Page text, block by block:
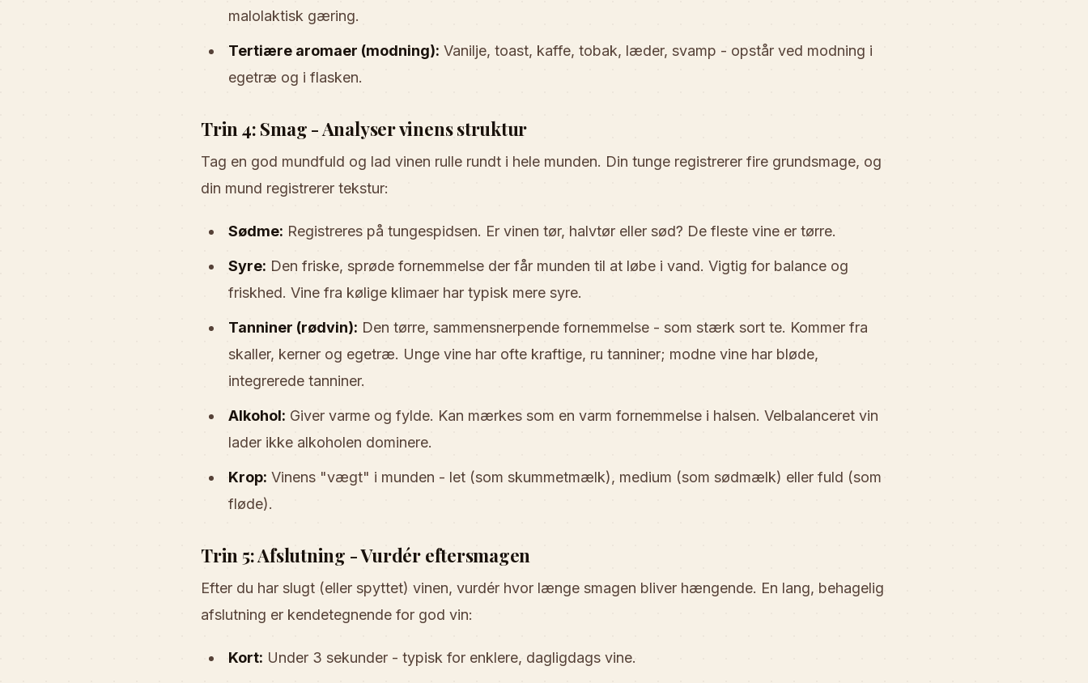
malolaktisk gæring.
Tertiære aromaer (modning): Vanilje, toast, kaffe, tobak, læder, svamp - opstår ved modning i
egetræ og i flasken.
Trin 4: Smag - Analyser vinens struktur
Tag en god mundfuld og lad vinen rulle rundt i hele munden. Din tunge registrerer fire grundsmage, og
din mund registrerer tekstur:
Sødme: Registreres på tungespidsen. Er vinen tør, halvtør eller sød? De fleste vine er tørre.
Syre: Den friske, sprøde fornemmelse der får munden til at løbe i vand. Vigtig for balance og
friskhed. Vine fra kølige klimaer har typisk mere syre.
Tanniner (rødvin): Den tørre, sammensnerpende fornemmelse - som stærk sort te. Kommer fra
skaller, kerner og egetræ. Unge vine har ofte kraftige, ru tanniner; modne vine har bløde,
integrerede tanniner.
Alkohol: Giver varme og fylde. Kan mærkes som en varm fornemmelse i halsen. Velbalanceret vin
lader ikke alkoholen dominere.
Krop: Vinens "vægt" i munden - let (som skummetmælk), medium (som sødmælk) eller fuld (som
fløde).
Trin 5: Afslutning - Vurdér eftersmagen
Efter du har slugt (eller spyttet) vinen, vurdér hvor længe smagen bliver hængende. En lang, behagelig
afslutning er kendetegnende for god vin:
Kort: Under 3 sekunder - typisk for enklere, dagligdags vine.